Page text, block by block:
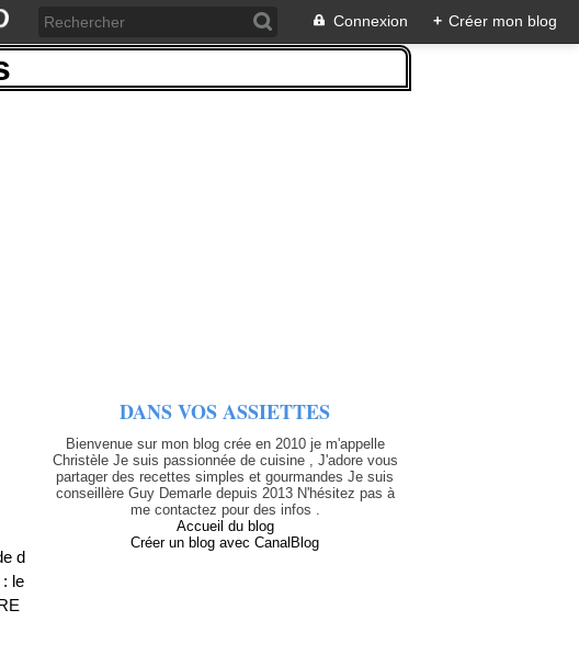
Connexion + Créer mon blog
d
le
DANS VOS ASSIETTES
Bienvenue sur mon blog crée en 2010 je m'appelle
Christèle Je suis passionnée de cuisine , J'adore vous
partager des recettes simples et gourmandes Je suis
conseillère Guy Demarle depuis 2013 N'hésitez pas à
me contactez pour des infos .
Accueil du blog
Créer un blog avec CanalBlog